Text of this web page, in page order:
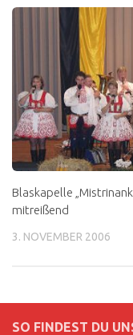
Blaskapelle
mitreißend
3. NOVEMBER 2006
SO FINDEST DU